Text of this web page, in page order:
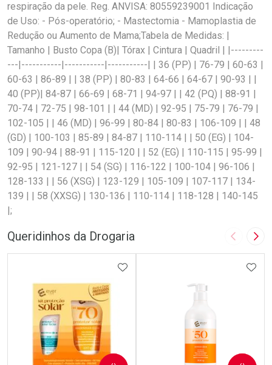
respiração da pele. Reg. ANVISA: 80559239001 Indicação
de Uso: - Pós-operatório; - Mastectomia - Mamoplastia de
Redução ou Aumento de Mama;Tabela de Medidas: |
Tamanho | Busto Copa (B)| Tórax | Cintura | Quadril | |---------
---|-----------|-----------|-----------| | 36 (PP) | 76-79 | 60-63 |
60-63 | 86-89 | | 38 (PP) | 80-83 | 64-66 | 64-67 | 90-93 | |
40 (PP)| 84-87 | 66-69 | 68-71 | 94-97 | | 42 (PQ) | 88-91 |
70-74 | 72-75 | 98-101 | | 44 (MD) | 92-95 | 75-79 | 76-79 |
102-105 | | 46 (MD) | 96-99 | 80-84 | 80-83 | 106-109 | | 48
(GD) | 100-103 | 85-89 | 84-87 | 110-114 | | 50 (EG) | 104-
109 | 90-94 | 88-91 | 115-120 | | 52 (EG) | 110-115 | 95-99 |
92-95 | 121-127 | | 54 (SG) | 116-122 | 100-104 | 96-106 |
128-133 | | 56 (XSG) | 123-129 | 105-109 | 107-117 | 134-
139 | | 58 (XXSG) | 130-136 | 110-114 | 118-128 | 140-145
|;
Queridinhos da Drogaria Imagem
ADICIONAR AOS FAVORITOS